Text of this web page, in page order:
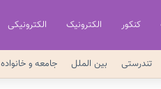
کنکور الکترونیک الکترونیکی
تندرستی بین الملل جامعه و خانواده